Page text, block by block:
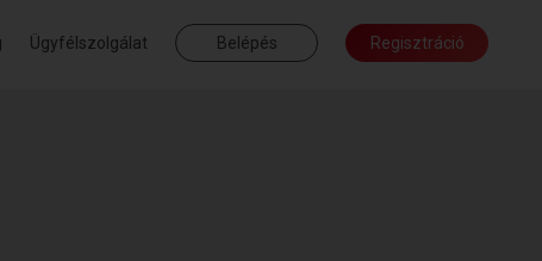
Ügyfélszolgálat Belépés Regisztráció